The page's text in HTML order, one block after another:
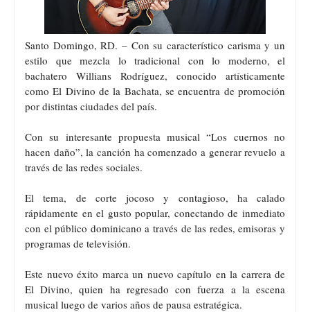
Santo Domingo, RD. – Con su característico carisma y un
estilo que mezcla lo tradicional con lo moderno, el
bachatero Willians Rodríguez, conocido artísticamente
como El Divino de la Bachata, se encuentra de promoción
por distintas ciudades del país.
Con su interesante propuesta musical “Los cuernos no
hacen daño”, la canción ha comenzado a generar revuelo a
través de las redes sociales.
El tema, de corte jocoso y contagioso, ha calado
rápidamente en el gusto popular, conectando de inmediato
con el público dominicano a través de las redes, emisoras y
programas de televisión.
Este nuevo éxito marca un nuevo capítulo en la carrera de
El Divino, quien ha regresado con fuerza a la escena
musical luego de varios años de pausa estratégica.